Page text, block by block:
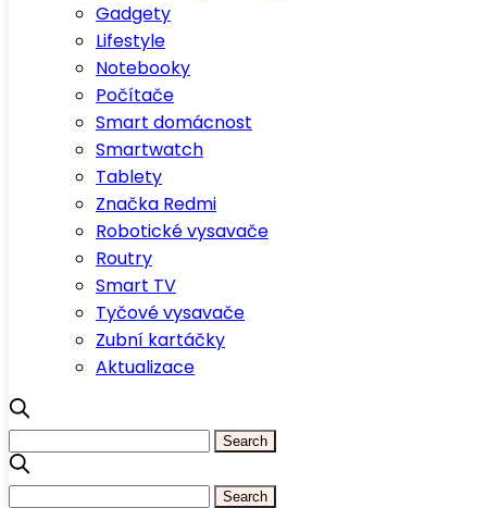
Gadgety
Lifestyle
Notebooky
Počítače
Smart domácnost
Smartwatch
Tablety
Značka Redmi
Robotické vysavače
Routry
Smart TV
Tyčové vysavače
Zubní kartáčky
Aktualizace